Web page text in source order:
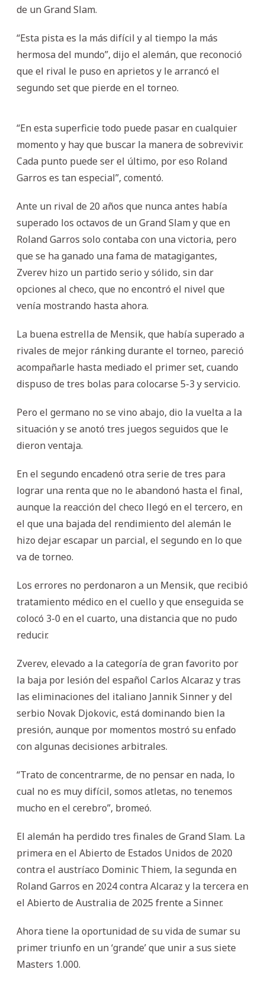
de un Grand Slam.
“Esta pista es la más difícil y al tiempo la más
hermosa del mundo”, dijo el alemán, que reconoció
que el rival le puso en aprietos y le arrancó el
segundo set que pierde en el torneo.
“En esta superficie todo puede pasar en cualquier
momento y hay que buscar la manera de sobrevivir.
Cada punto puede ser el último, por eso Roland
Garros es tan especial”, comentó.
Ante un rival de 20 años que nunca antes había
superado los octavos de un Grand Slam y que en
Roland Garros solo contaba con una victoria, pero
que se ha ganado una fama de matagigantes,
Zverev hizo un partido serio y sólido, sin dar
opciones al checo, que no encontró el nivel que
venía mostrando hasta ahora.
La buena estrella de Mensik, que había superado a
rivales de mejor ránking durante el torneo, pareció
acompañarle hasta mediado el primer set, cuando
dispuso de tres bolas para colocarse 5-3 y servicio.
Pero el germano no se vino abajo, dio la vuelta a la
situación y se anotó tres juegos seguidos que le
dieron ventaja.
En el segundo encadenó otra serie de tres para
lograr una renta que no le abandonó hasta el final,
aunque la reacción del checo llegó en el tercero, en
el que una bajada del rendimiento del alemán le
hizo dejar escapar un parcial, el segundo en lo que
va de torneo.
Los errores no perdonaron a un Mensik, que recibió
tratamiento médico en el cuello y que enseguida se
colocó 3-0 en el cuarto, una distancia que no pudo
reducir.
Zverev, elevado a la categoría de gran favorito por
la baja por lesión del español Carlos Alcaraz y tras
las eliminaciones del italiano Jannik Sinner y del
serbio Novak Djokovic, está dominando bien la
presión, aunque por momentos mostró su enfado
con algunas decisiones arbitrales.
“Trato de concentrarme, de no pensar en nada, lo
cual no es muy difícil, somos atletas, no tenemos
mucho en el cerebro”, bromeó.
El alemán ha perdido tres finales de Grand Slam. La
primera en el Abierto de Estados Unidos de 2020
contra el austríaco Dominic Thiem, la segunda en
Roland Garros en 2024 contra Alcaraz y la tercera en
el Abierto de Australia de 2025 frente a Sinner.
Ahora tiene la oportunidad de su vida de sumar su
primer triunfo en un ‘grande’ que unir a sus siete
Masters 1.000.